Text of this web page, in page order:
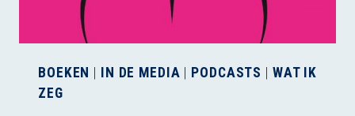
BOEKEN | IN DE MEDIA | PODCASTS | WAT IK
ZEG